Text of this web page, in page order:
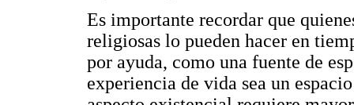
Es importante recordar que
religiosas lo pueden hacer en
por ayuda, como una fuente de
experiencia de vida sea un